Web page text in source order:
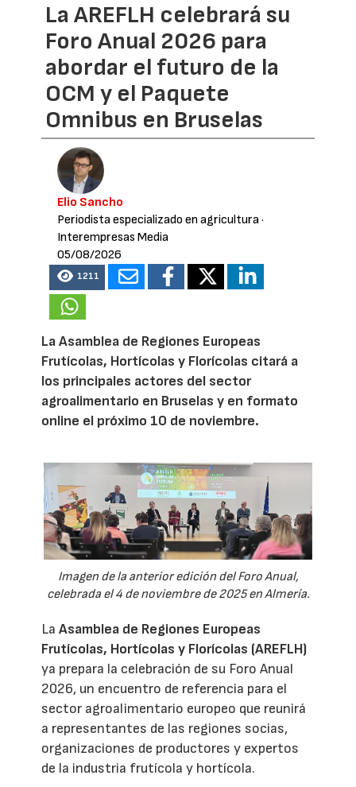
La AREFLH celebrará su
Foro Anual 2026 para
abordar el futuro de la
OCM y el Paquete
Omnibus en Bruselas
Elio Sancho
Periodista especializado en agricultura·
Interempresas Media
05/08/2026
1211
La Asamblea de Regiones Europeas
Frutícolas, Hortícolas y Florícolas citará a
los principales actores del sector
agroalimentario en Bruselas y en formato
online el próximo 10 de noviembre.
Imagen de la anterior edición del Foro Anual,
celebrada el 4 de noviembre de 2025 en Almería.
LaAsamblea de Regiones Europeas
Frutícolas, Hortícolas y Florícolas (AREFLH)
ya prepara la celebración de su Foro Anual
2026, un encuentro de referencia para el
sector agroalimentario europeo que reunirá
a representantes de las regiones socias,
organizaciones de productores y expertos
de la industria frutícola y hortícola.